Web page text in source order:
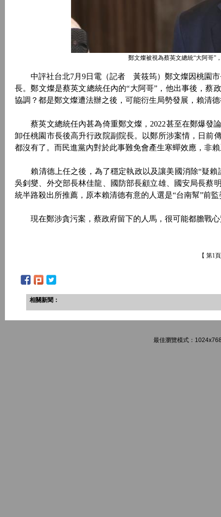
鄭文燦被視為蔡英文總統“大阿哥”
中評社台北7月9日電（記者 黃筱筠）鄭文燦因桃園市
長。鄭文燦是蔡英文總統任內的“大阿哥”，他出事後，蔡
協調？都是鄭文燦遭法辦之後，可能衍生局勢發展，賴清
蔡英文總統任內甚為倚重鄭文燦，2022甚至在鄭爆發
卸任桃園市長後高升行政院副院長。以鄭所涉案情，日前
都沒有了。而民進黨內對於此事難免會產生寒蟬效應，非
賴清德上任之後，為了穩定執政以及讓美國消除“疑賴
吳釗燮、外交部長林佳龍、國防部長顧立雄、國安局長蔡
統半路殺出所推薦，原本賴清德有意的人選是“台南幫”前
現在鄭涉貪污案，蔡政府留下的人馬，很可能都膽戰心
【 第1
相關新聞：
最佳瀏覽模式：